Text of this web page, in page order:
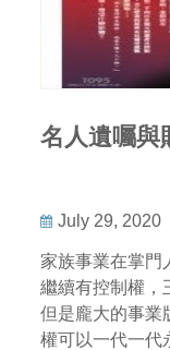
名人遺囑與
July 29, 2020
家族事業在掌門
繼續有控制權，
但是龐大的事業
權可以一代一代